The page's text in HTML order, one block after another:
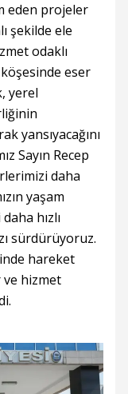
eden projeler
şekilde ele
odaklı
eser
yerel
yansıyacağını
Sayın Recep
daha
yaşam
hızlı
sürdürüyoruz.
hareket
ve hizmet